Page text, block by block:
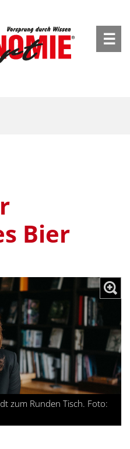
☰
Bier
zum Runden Tisch. Foto: